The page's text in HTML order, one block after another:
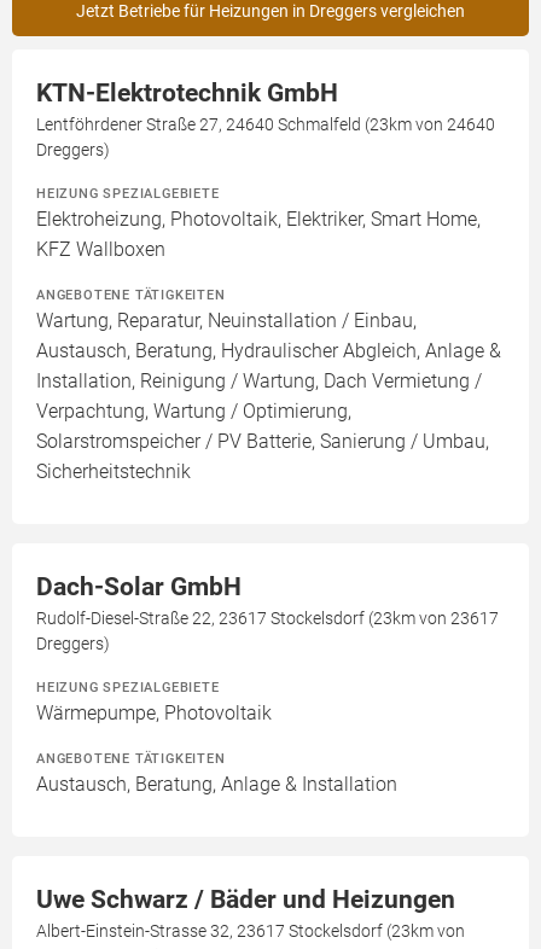
Jetzt Betriebe für Heizungen in Dreggers vergleichen
KTN-Elektrotechnik GmbH
Lentföhrdener Straße 27, 24640 Schmalfeld (23km von 24640
Dreggers)
HEIZUNG SPEZIALGEBIETE
Elektroheizung, Photovoltaik, Elektriker, Smart Home,
KFZ Wallboxen
ANGEBOTENE TÄTIGKEITEN
Wartung, Reparatur, Neuinstallation / Einbau,
Austausch, Beratung, Hydraulischer Abgleich, Anlage &
Installation, Reinigung / Wartung, Dach Vermietung /
Verpachtung, Wartung / Optimierung,
Solarstromspeicher / PV Batterie, Sanierung / Umbau,
Sicherheitstechnik
Dach-Solar GmbH
Rudolf-Diesel-Straße 22, 23617 Stockelsdorf (23km von 23617
Dreggers)
HEIZUNG SPEZIALGEBIETE
Wärmepumpe, Photovoltaik
ANGEBOTENE TÄTIGKEITEN
Austausch, Beratung, Anlage & Installation
Uwe Schwarz / Bäder und Heizungen
Albert-Einstein-Strasse 32, 23617 Stockelsdorf (23km von